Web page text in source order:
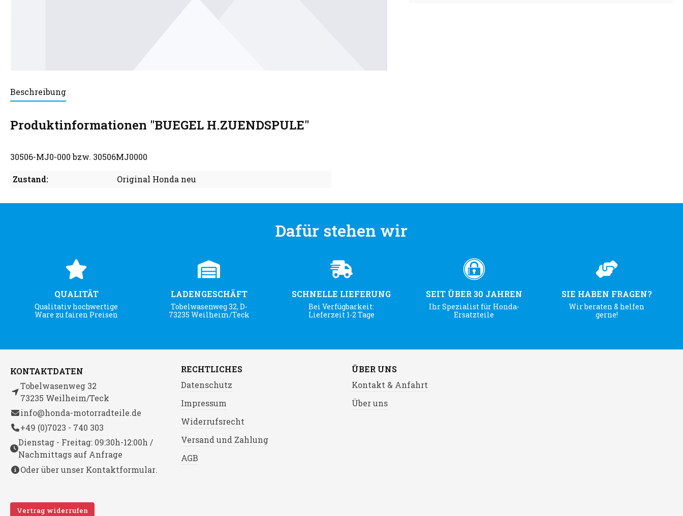
Beschreibung
Produktinformationen "BUEGEL H.ZUENDSPULE"
30506-MJ0-000 bzw. 30506MJ0000
Zustand: Original Honda neu
Dafür stehen wir
QUALITÄT
Qualitativ hochwertige
Ware zu fairen Preisen
LADENGESCHÄFT
Tobelwasenweg 32, D-
73235 Weilheim/Teck
SCHNELLE LIEFERUNG
Bei Verfügbarkeit:
Lieferzeit 1-2 Tage
SEIT ÜBER 30 JAHREN
Ihr Spezialist für Honda-
Ersatzteile
SIE HABEN FRAGEN?
Wir beraten & helfen
gerne!
KONTAKTDATEN
Tobelwasenweg 32
73235 Weilheim/Teck
info@honda-motorradteile.de
+49 (0)7023 - 740 303
Dienstag - Freitag: 09:30h-12:00h /
Nachmittags auf Anfrage
Oder über unser Kontaktformular.
Vertrag widerrufen
RECHTLICHES
Datenschutz
Impressum
Widerrufsrecht
Versand und Zahlung
AGB
ÜBER UNS
Kontakt & Anfahrt
Über uns